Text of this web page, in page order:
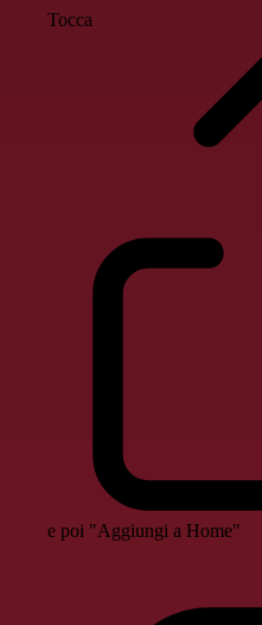
Tocca
e poi "Aggiungi a Home"